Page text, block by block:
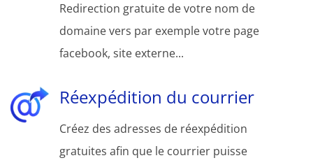
Redirection gratuite de votre nom de
domaine vers par exemple votre page
facebook, site externe...
Réexpédition du courrier
Créez des adresses de réexpédition
gratuites afin que le courrier puisse